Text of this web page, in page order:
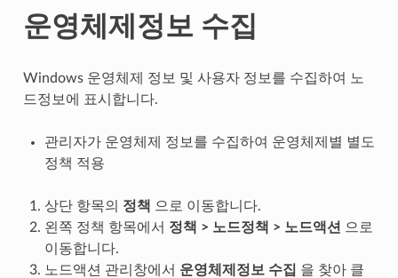
운영체제정보 수집
Windows 운영체제 정보 및 사용자 정보를 수집하여 노
드정보에 표시합니다.
관리자가 운영체제 정보를 수집하여 운영체제별 별도
정책 적용
상단 항목의 정책 으로 이동합니다.
왼쪽 정책 항목에서 정책 > 노드정책 > 노드액션 으로
이동합니다.
노드액션 관리창에서 운영체제정보 수집 을 찾아 클